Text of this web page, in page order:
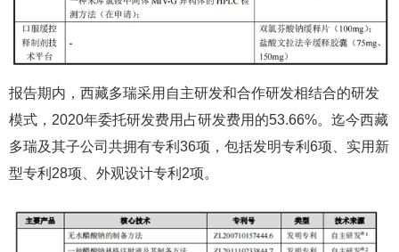
报告期内，西藏多瑞采用自主研发和合作研发相结合的研发
模式，2020年委托研发费用占研发费用的53.66%。迄今西藏
多瑞及其子公司共拥有专利36项，包括发明专利6项、实用新
型专利28项、外观设计专利2项。